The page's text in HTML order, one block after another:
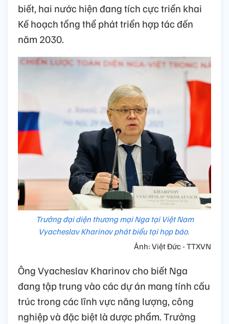
biết, hai nước hiện đang tích cực triển khai
Kế hoạch tổng thể phát triển hợp tác đến
năm 2030.
Trưởng đại diện thương mại Nga tại Việt Nam
Vyacheslav Kharinov phát biểu tại họp báo.
Ảnh: Việt Đức - TTXVN
Ông Vyacheslav Kharinov cho biết Nga
đang tập trung vào các dự án mang tính cấu
trúc trong các lĩnh vực năng lượng, công
nghiệp và đặc biệt là dược phẩm. Trưởng